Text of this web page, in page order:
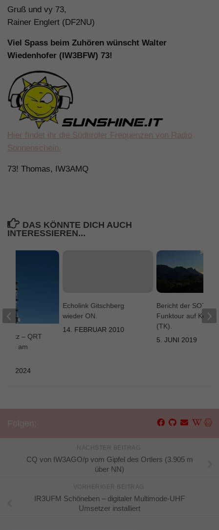
Gruß und vy 73,
Rainer Englert (DF2NU)
Viel Spass beim Zuhören wünscht Walter
Wiedenhofer (IW3BFW) 73!
Hier findet ihr die Südtiroler Frequenzen von Radio
Sonnenschein.
73! Thomas, IW3AMQ
DAS KÖNNTE DICH AUCH
INTERESSIEREN...
Echolink Gitschberg
wieder ON.
14. FEBRUAR 2010
Bericht der SOTA
Funktour auf
(TK).
5. JUNI 2019
– QRT
am
2024
NÄCHSTER BEITRAG
CQ von IW3AGO/p vom Gipfel des Ortlers (3.905 m
über NN)
VORHERIGER BEITRAG
IR3UFM Schöneben – digitaler Multimode-UHF
Umsetzer installiert